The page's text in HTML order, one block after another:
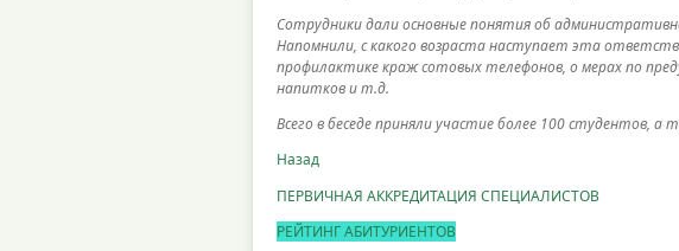
Сотрудники дали основные понятия об
Напомнили, с какого возраста наступает эта
профилактике краж сотовых телефонов, о мерах по
напитков и т.д.
Всего в беседе приняли участие более 100 студентов, а
Назад
ПЕРВИЧНАЯ АККРЕДИТАЦИЯ СПЕЦИАЛИСТОВ
РЕЙТИНГ АБИТУРИЕНТОВ